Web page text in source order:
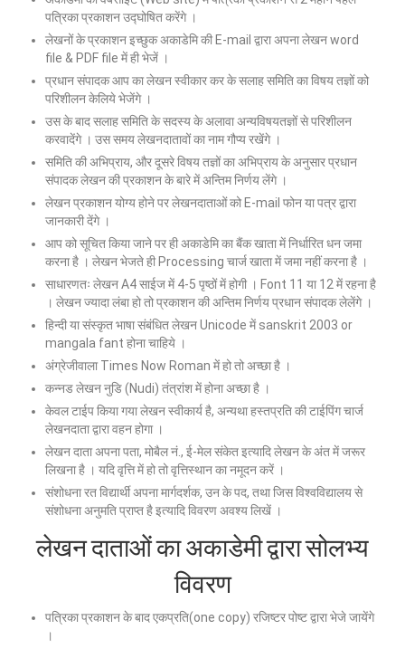
पत्रिका प्रकाशन उद्घोषित करेंगे ।
लेखनों के प्रकाशन इच्छुक अकाडेमि की E-mail द्वारा अपना लेखन word
file & PDF file में ही भेजें ।
प्रधान संपादक आप का लेखन स्वीकार कर के सलाह समिति का विषय तज्ञों को
परिशीलन केलिये भेजेंगे ।
उस के बाद सलाह समिति के सदस्य के अलावा अन्यविषयतज्ञों से परिशीलन
करवादेंगे । उस समय लेखनदातावों का नाम गौप्य रखेंगे ।
समिति की अभिप्राय, और दूसरे विषय तज्ञों का अभिप्राय के अनुसार प्रधान
संपादक लेखन की प्रकाशन के बारे में अन्तिम निर्णय लेंगे ।
लेखन प्रकाशन योग्य होने पर लेखनदाताओं को E-mail फोन या पत्र द्वारा
जानकारी देंगे ।
आप को सूचित किया जाने पर ही अकाडेमि का बैंक खाता में निर्धारित धन जमा
करना है । लेखन भेजते ही Processing चार्ज खाता में जमा नहीं करना है ।
साधारणतः लेखन A4 साईज में 4-5 पृष्ठों में होगी । Font 11 या 12 में रहना है
। लेखन ज्यादा लंबा हो तो प्रकाशन की अन्तिम निर्णय प्रधान संपादक लेलेंगे ।
हिन्दी या संस्कृत भाषा संबंधित लेखन Unicode में sanskrit 2003 or
mangala fant होना चाहिये ।
अंग्रेजीवाला Times Now Roman में हो तो अच्छा है ।
कन्नड लेखन नुडि (Nudi) तंत्रांश में होना अच्छा है ।
केवल टाईप किया गया लेखन स्वीकार्य है, अन्यथा हस्तप्रति की टाईपिंग चार्ज
लेखनदाता द्वारा वहन होगा ।
लेखन दाता अपना पता, मोबैल नं., ई-मेल संकेत इत्यादि लेखन के अंत में जरूर
लिखना है । यदि वृत्ति में हो तो वृत्तिस्थान का नमूदन करें ।
संशोधना रत विद्यार्थी अपना मार्गदर्शक, उन के पद, तथा जिस विश्वविद्यालय से
संशोधना अनुमति प्राप्त है इत्यादि विवरण अवश्य लिखें ।
लेखन दाताओं का अकाडेमी द्वारा सोलभ्य
विवरण
पत्रिका प्रकाशन के बाद एकप्रति(one copy) रजिष्टर पोष्ट द्वारा भेजे जायेंगे
।